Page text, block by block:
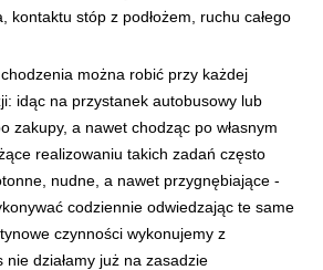
kontaktu stóp z podłożem, ruchu całego
można robić przy każdej
idąc na przystanek autobusowy lub
zakupy, a nawet chodząc po własnym
realizowaniu takich zadań często
nudne, a nawet przygnębiające -
codziennie odwiedzając te same
czynności wykonujemy z
działamy już na zasadzie